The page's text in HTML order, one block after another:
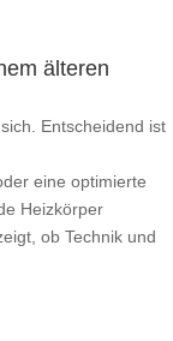
älteren
Entscheidend ist
eine optimierte
Heizkörper
ob Technik und